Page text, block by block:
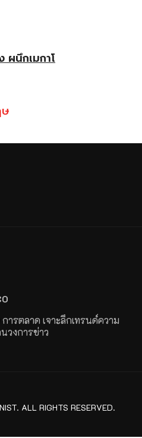
ผนึกเมกาโ
ารตลาด เจาะลึกเทรนด์ความ
วงการข่าว
ALL RIGHTS RESERVED.